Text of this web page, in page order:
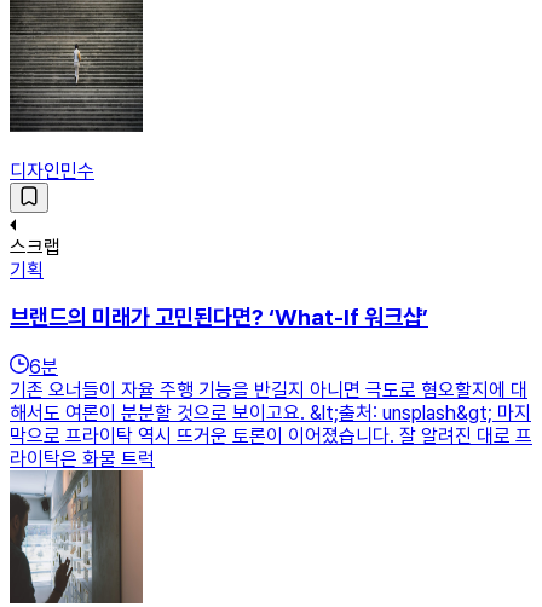
디자인민수
스크랩
기획
브랜드의 미래가 고민된다면? ‘What-If 워크샵’
6분
기존 오너들이 자율 주행 기능을 반길지 아니면 극도로 혐오할지에 대
해서도 여론이 분분할 것으로 보이고요. &lt;출처: unsplash&gt; 마지
막으로 프라이탁 역시 뜨거운 토론이 이어졌습니다. 잘 알려진 대로 프
라이탁은 화물 트럭